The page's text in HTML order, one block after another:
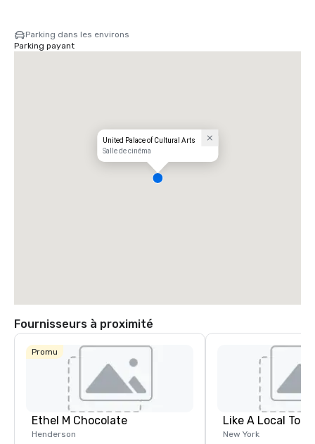
Parking dans les environs
Parking payant
United Palace of Cultural Arts
Salle de cinéma
Fournisseurs à proximité
Promu
Ethel M Chocolate
Henderson
Like A Local
New York